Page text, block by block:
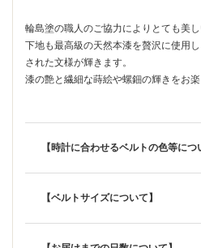
輪島塗の職人のご協力によりとても美
下地も最高級の天然本漆を贅沢に使用
された文様が輝きます。
漆の艶と繊細な蒔絵や螺鈿の輝きをお楽
【時計に合わせるベルトの色等につ
【ベルトサイズについて】